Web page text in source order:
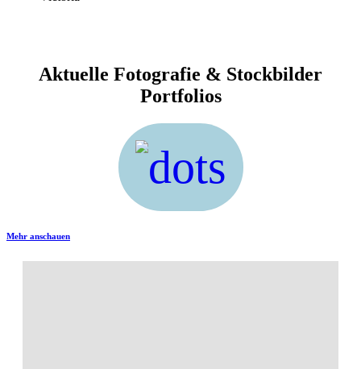
Aktuelle Fotografie & Stockbilder
Portfolios
Mehr anschauen